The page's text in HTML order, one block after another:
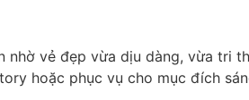
vẻ đẹp vừa dịu dàng, vừa tri
hoặc phục vụ cho mục đích